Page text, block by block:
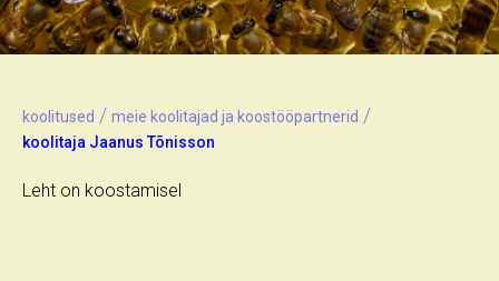
koolitused / meie koolitajad ja koostööpartnerid /
koolitaja Jaanus Tõnisson
Leht on koostamisel